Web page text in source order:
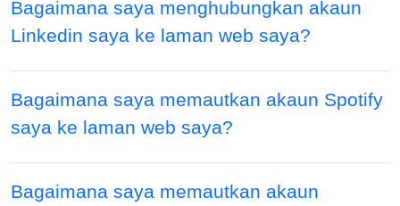
Bagaimana saya menghubungkan akaun
Linkedin saya ke laman web saya?
Bagaimana saya memautkan akaun Spotify
saya ke laman web saya?
Bagaimana saya memautkan akaun